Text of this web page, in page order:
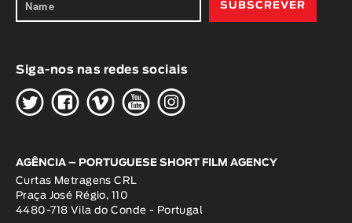
Siga-nos nas redes sociais
HGWOK
AGÊNCIA – PORTUGUESE SHORT FILM AGENCY
Curtas Metragens CRL
Praça José Régio, 110
4480-718 Vila do Conde - Portugal